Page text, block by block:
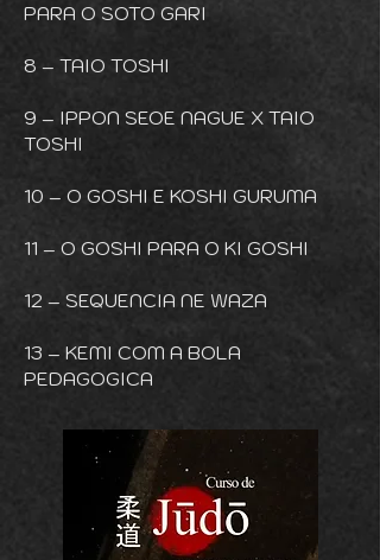
PARA O SOTO GARI
8 – TAIO TOSHI
9 – IPPON SEOE NAGUE X TAIO
TOSHI
10 – O GOSHI E KOSHI GURUMA
11 – O GOSHI PARA O KI GOSHI
12 – SEQUENCIA NE WAZA
13 – KEMI COM A BOLA
PEDAGOGICA